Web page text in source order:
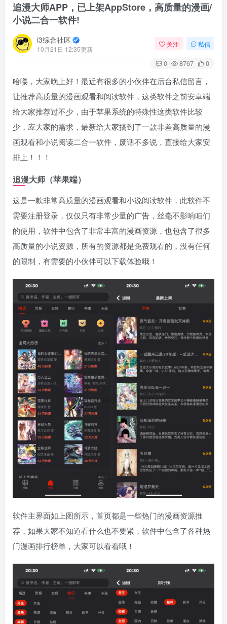
追漫大师APP，已上架AppStore，高质量的漫画/
小说二合一软件!
i3综合社区
10月21日 12:35更新
关注 私信
0 8767 0
哈喽，大家晚上好！最近有很多的小伙伴在后台私信留言，
让推荐高质量的漫画观看和阅读软件，这类软件之前安卓端
给大家推荐过不少，由于苹果系统的特殊性这类软件比较
少，应大家的需求，最新给大家搞到了一款非差高质量的漫
画观看和小说阅读二合一软件，废话不多说，直接给大家安
排上！！！
追漫大师（苹果端）
这是一款非常高质量的漫画观看和小说阅读软件，此软件不
需要注册登录，仅仅只有非常少量的广告，丝毫不影响咱们
的使用，软件中包含了非常丰富的漫画资源，也包含了很多
高质量的小说资源，所有的资源都是免费观看的，没有任何
的限制，有需要的小伙伴可以下载体验哦！
软件主界面如上图所示，首页都是一些热门的漫画资源推
荐，如果大家不知道看什么也不要紧，软件中包含了各种热
门漫画排行榜单，大家可以看看哦！